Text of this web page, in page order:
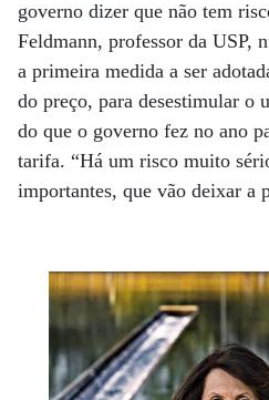
governo dizer que não tem
Feldmann, professor da USP,
a primeira medida a ser
do preço, para desestimular o
do que o governo fez no ano
tarifa. “Há um risco muito
importantes, que vão deixar a